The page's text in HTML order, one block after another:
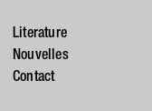
Literature
Nouvelles
Contact